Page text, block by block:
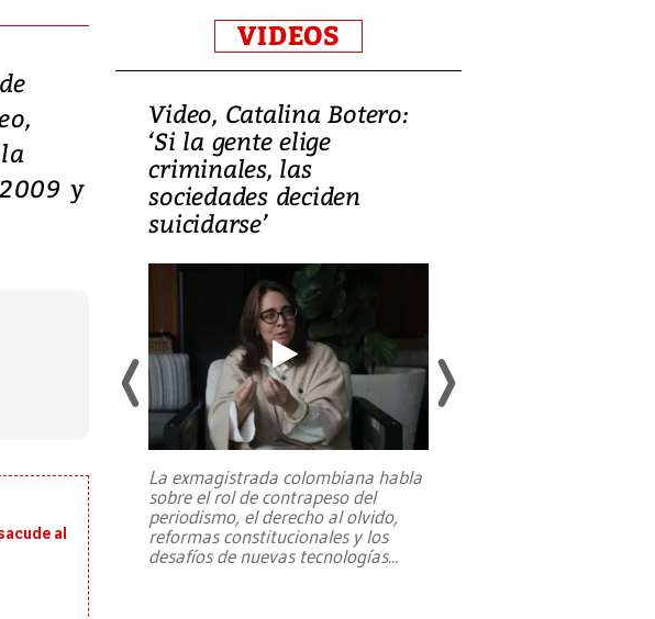
y
al
VIDEOS
una
Video, Catalina Botero:
‘Si la gente elige
criminales, las
sociedades deciden
suicidarse’
La exmagistrada colombiana habla
sobre el rol de contrapeso del
periodismo, el derecho al olvido,
reformas constitucionales y los
desafíos de nuevas tecnologías...